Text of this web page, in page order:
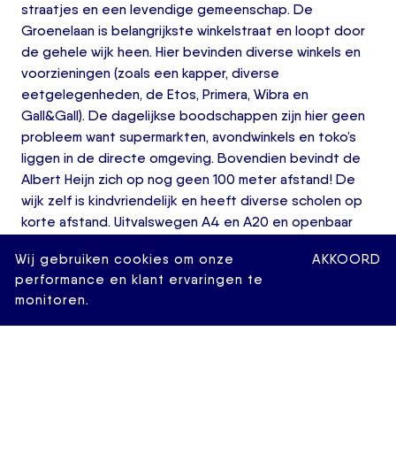
straatjes en een levendige gemeenschap. De
Groenelaan is belangrijkste winkelstraat en loopt door
de gehele wijk heen. Hier bevinden diverse winkels en
voorzieningen (zoals een kapper, diverse
eetgelegenheden, de Etos, Primera, Wibra en
Gall&Gall). De dagelijkse boodschappen zijn hier geen
probleem want supermarkten, avondwinkels en toko’s
liggen in de directe omgeving. Bovendien bevindt de
Albert Heijn zich op nog geen 100 meter afstand! De
wijk zelf is kindvriendelijk en heeft diverse scholen op
korte afstand. Uitvalswegen A4 en A20 en openbaar
de directe nabijheid. Omliggende steden, waaronder
Rotterdam, zijn ook gemakkelijk bereikbaar vanuit
Station Schiedam Centraal, dat zich op minder dan 10
minuten fietsen bevindt.
Wij gebruiken cookies om onze
performance en klant ervaringen te
monitoren.
AKKOORD